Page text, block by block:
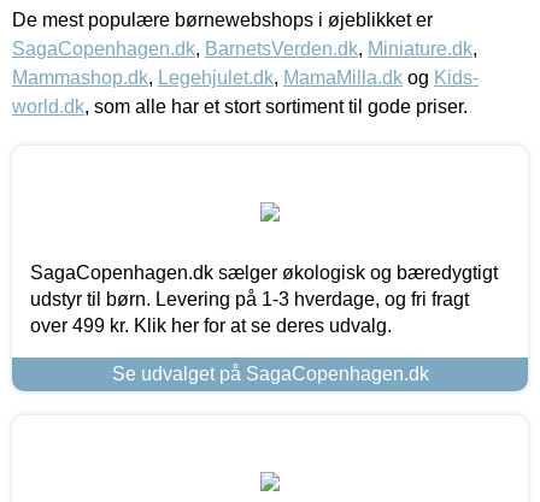
De mest populære børnewebshops i øjeblikket er
SagaCopenhagen.dk, BarnetsVerden.dk, Miniature.dk,
Mammashop.dk, Legehjulet.dk, MamaMilla.dk og Kids-
world.dk, som alle har et stort sortiment til gode priser.
SagaCopenhagen.dk sælger økologisk og bæredygtigt
udstyr til børn. Levering på 1-3 hverdage, og fri fragt
over 499 kr. Klik her for at se deres udvalg.
Se udvalget på SagaCopenhagen.dk